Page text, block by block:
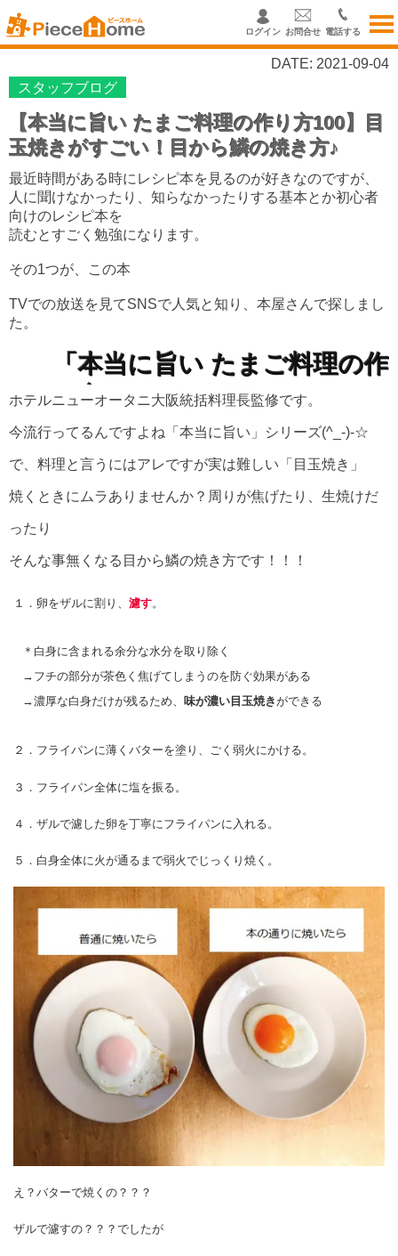
ログイン お問合せ 電話する
DATE: 2021-09-04
スタッフブログ
【本当に旨い たまご料理の作り方100】目
玉焼きがすごい！目から鱗の焼き方♪
最近時間がある時にレシピ本を見るのが好きなのですが、
人に聞けなかったり、知らなかったりする基本とか初心者
向けのレシピ本を
読むとすごく勉強になります。
その1つが、この本
TVでの放送を見てSNSで人気と知り、本屋さんで探しまし
た。
「本当に旨い たまご料理の作
り方100」
ホテルニューオータニ大阪統括料理長監修です。
今流行ってるんですよね「本当に旨い」シリーズ(^_-)-☆
で、料理と言うにはアレですが実は難しい「目玉焼き」
焼くときにムラありませんか？周りが焦げたり、生焼けだ
ったり
そんな事無くなる目から鱗の焼き方です！！！
１．卵をザルに割り、 濾す。
＊白身に含まれる余分な水分を取り除く
→フチの部分が茶色く焦げてしまうのを防ぐ効果がある
→濃厚な白身だけが残るため、 味が濃い目玉焼きができる
２．フライパンに薄くバターを塗り、ごく弱火にかける。
３．フライパン全体に塩を振る。
４．ザルで濾した卵を丁寧にフライパンに入れる。
５．白身全体に火が通るまで弱火でじっくり焼く。
え？バターで焼くの？？？
ザルで濾すの？？？でしたが